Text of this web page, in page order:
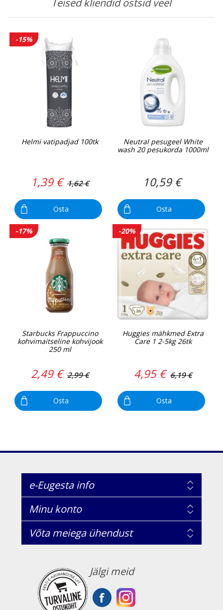
Teised kliendid ostsid veel
-15%
Helmi vatipadjad 100tk
1,39 € 1,62 €
Osta
Neutral pesugeel White
wash 20 pesukorda 1000ml
10,59 €
Osta
-17%
Starbucks Frappuccino
kohvimaitseline kohvijook
250 ml
2,49 € 2,99 €
Osta
-20%
Huggies mähkmed Extra
Care 1 2-5kg 26tk
4,95 € 6,19 €
Osta
e-Eugesta info
Minu konto
Võta meiega ühendust
Jälgi meid